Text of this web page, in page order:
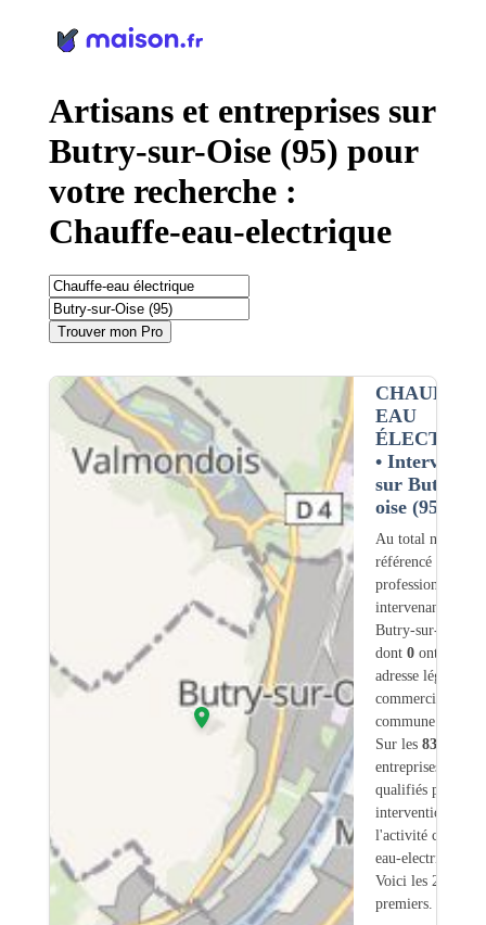
Artisans et entreprises sur
Butry-sur-Oise (95) pour
votre recherche :
Chauffe-eau-electrique
Trouver mon Pro
CHAUFFE-
EAU
•
sur Butry-
oise (95)
Au total nous
référencé
professionnels
intervenant sur
Butry-sur-Oise
dont 0ont une
adresse légale ou
commerciale
commune.
Sur les 83
entreprises
qualifiés pour une
intervention sur
l'activité chauffe-
eau-electrique.
Voici les 20
premiers.